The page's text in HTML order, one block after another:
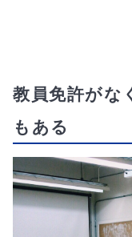
教員免許がな
もある